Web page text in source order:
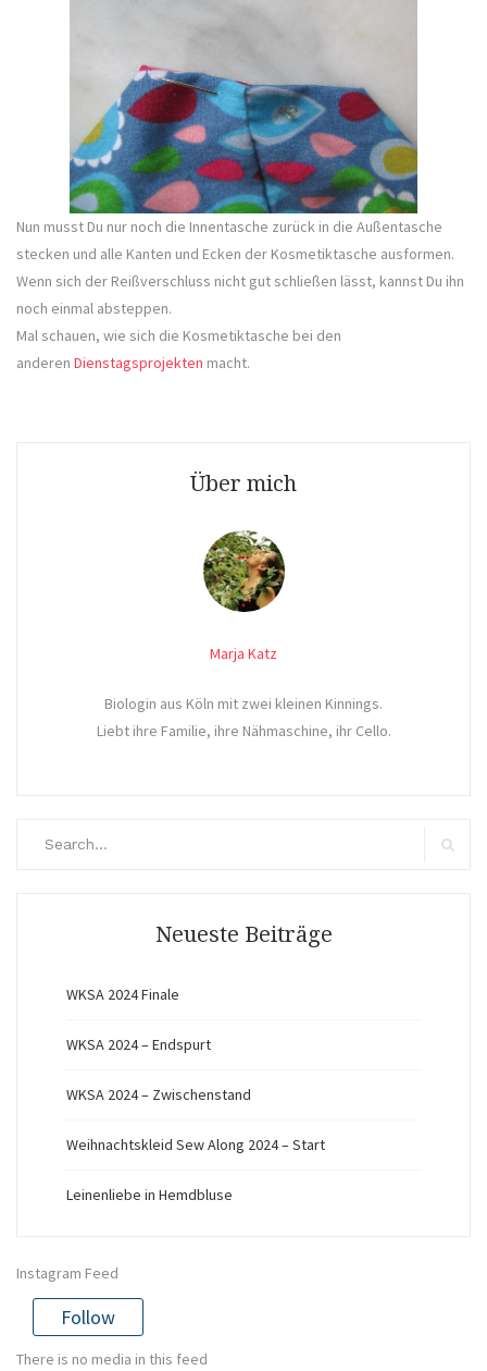
Nun musst Du nur noch die Innentasche zurück in die Außentasche
stecken und alle Kanten und Ecken der Kosmetiktasche ausformen.
Wenn sich der Reißverschluss nicht gut schließen lässt, kannst Du ihn
noch einmal absteppen.
Mal schauen, wie sich die Kosmetiktasche bei den
anderen Dienstagsprojekten macht.
Über mich
Marja Katz
Biologin aus Köln mit zwei kleinen Kinnings.
Liebt ihre Familie, ihre Nähmaschine, ihr Cello.
Neueste Beiträge
WKSA 2024 Finale
WKSA 2024 – Endspurt
WKSA 2024 – Zwischenstand
Weihnachtskleid Sew Along 2024 – Start
Leinenliebe in Hemdbluse
Instagram Feed
Follow
There is no media in this feed